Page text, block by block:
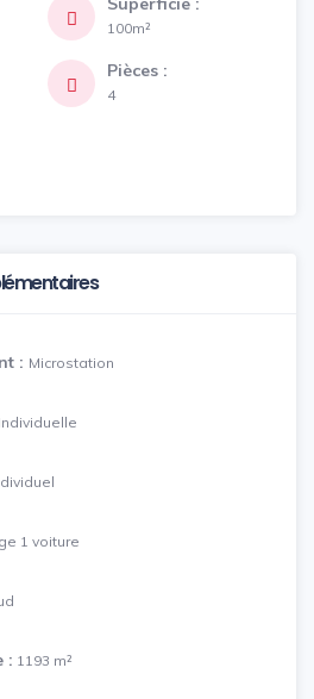
100m²
Pièces :
4
: Microstation
Individuelle
1 voiture
: 1193 m²